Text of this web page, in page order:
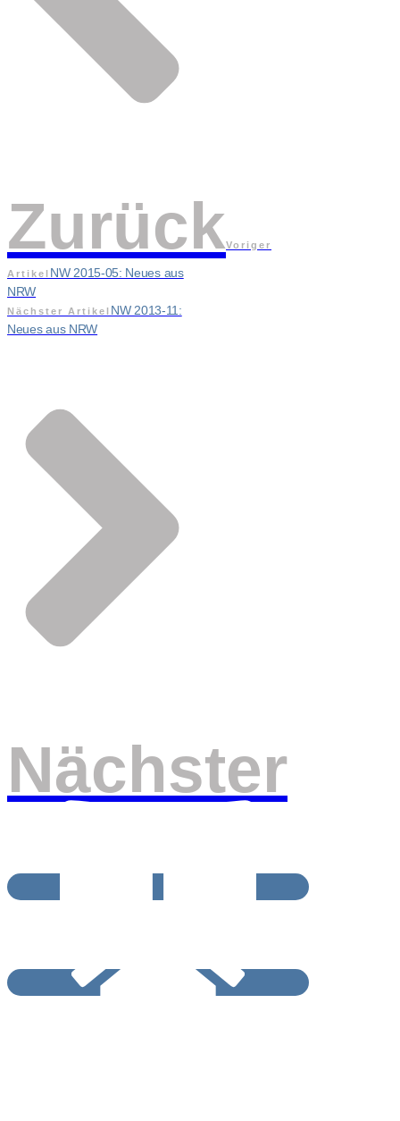
ZurückVoriger
Artikel NW 2015-05: Neues aus
NRW
Nächster Artikel NW 2013-11:
Neues aus NRW
Nächster
BEITRAGSRCHIV